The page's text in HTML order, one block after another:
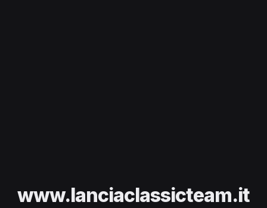
www.lanciaclassicteam.it